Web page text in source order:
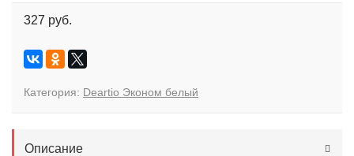
327 руб.
Категория: Deartio Эконом белый
Описание